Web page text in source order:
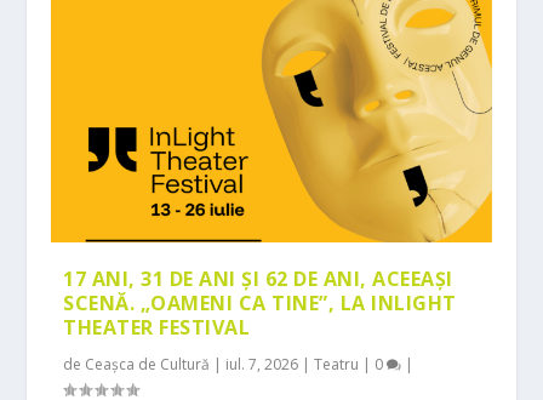
17 ANI, 31 DE ANI ȘI 62 DE ANI, ACEEAȘI
SCENĂ. „OAMENI CA TINE”, LA INLIGHT
THEATER FESTIVAL
de Ceașca de Cultură | iul. 7, 2026 |Teatru | 0 |